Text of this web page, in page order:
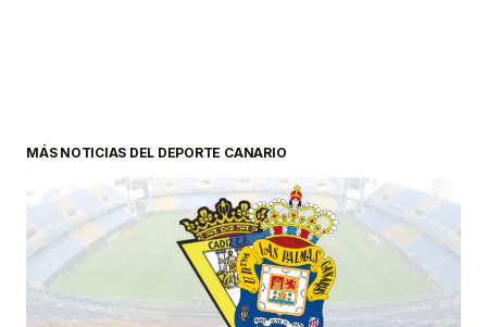
MÁS NOTICIAS DEL DEPORTE CANARIO